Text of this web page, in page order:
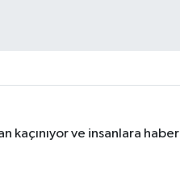
ve insanlara haber